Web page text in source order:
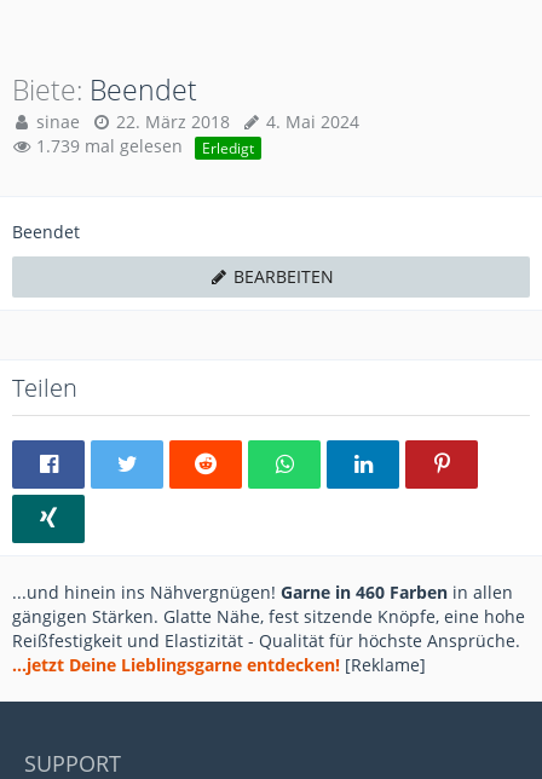
Biete Beendet
sinae 22. März 2018
4. Mai 2024
1.739 mal gelesen
Erledigt
Beendet
BEARBEITEN
Teilen
...und hinein ins Nähvergnügen! Garne in 460 Farben in allen
gängigen Stärken. Glatte Nähe, fest sitzende Knöpfe, eine hohe
Reißfestigkeit und Elastizität - Qualität für höchste Ansprüche.
...jetzt Deine Lieblingsgarne entdecken! [Reklame]
SUPPORT